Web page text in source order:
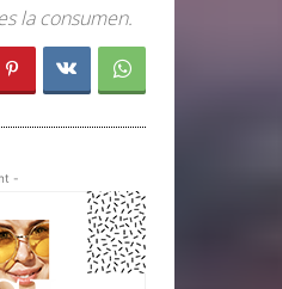
la consumen.
-